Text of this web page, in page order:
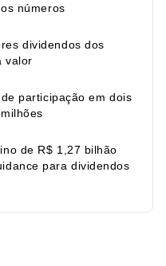
números
dividendos dos
valor
participação em dois
de R$ 1,27 bilhão
para dividendos